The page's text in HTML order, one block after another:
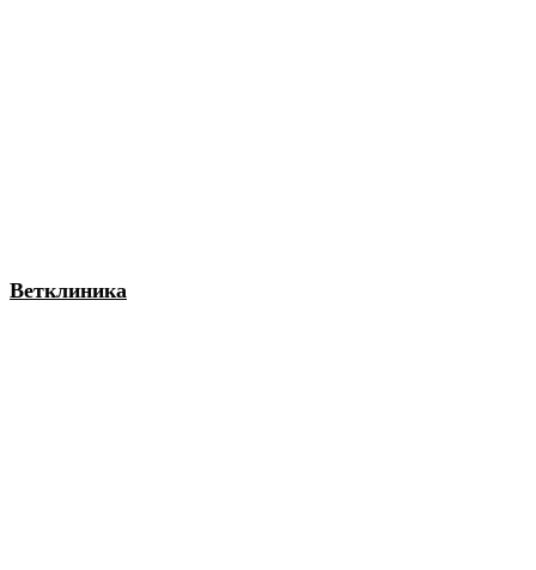
Ветклиника